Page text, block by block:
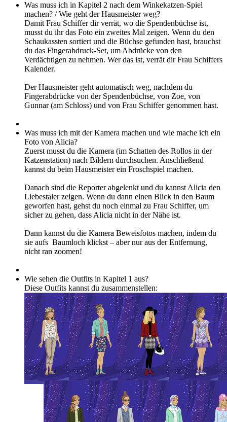
Was muss ich in Kapitel 2 nach dem Winkekatzen-Spiel
machen? / Wie geht der Hausmeister weg?
Damit Frau Schiffer dir verrät, wo die Spendenbüchse ist,
musst du ihr das Foto ein zweites Mal zeigen. Wenn du den
Schaukassten sortiert und die Büchse gefunden hast, brauchst
du das Fingerabdruck-Set, um Abdrücke von den
Verdächtigen zu nehmen. Wer das ist, verrät dir Frau Schiffers
Kalender.
Der Hausmeister geht automatisch weg, nachdem du
Fingerabdrücke von der Spendenbüchse, von Zoe, von
Gunnar (am Schloss) und von Frau Schiffer genommen hast.
Was muss ich mit der Kamera machen und wie mache ich ein
Foto von Alicia?
Zuerst musst du die Kamera (im Schatten des Rollos in der
Katzenstation) nach Bildern durchsuchen. Anschließend
kannst du beim Hausmeister ein Froschspiel machen.
Danach sind die Reporter abgelenkt und du kannst Alicia den
Liebestaler zeigen. Wenn du dann einen Blick in den Baum
geworfen hast, gehst du noch einmal zu Frau Schiffer, um
sicher zu gehen, dass Alicia nicht in der Nähe ist.
Dann kannst du die Kamera Beweisfotos machen, indem du
sie aufs Baumloch klickst – aber nur aus der Entfernung,
nicht ran zoomen!
Wie sehen die Outfits in Kapitel 1 aus?
Diese Outfits kannst du zusammenstellen: